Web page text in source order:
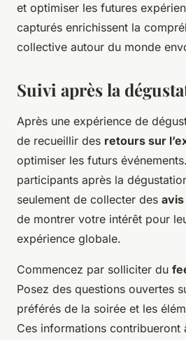
et optimiser les futures
capturés enrichissent la
collective autour du monde
Suivi après la
Après une expérience de
de recueillir des retours sur
optimiser les futurs
participants après la
seulement de collecter des
de montrer votre intérêt pour
expérience globale.
Commencez par solliciter du
Posez des questions ouvertes
préférés de la soirée et les
Ces informations contribueront